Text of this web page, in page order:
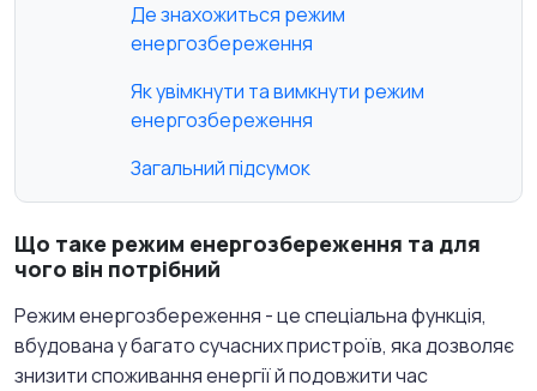
Де знахожиться режим
енергозбереження
Як увімкнути та вимкнути режим
енергозбереження
Загальний підсумок
Що таке режим енергозбереження та для
чого він потрібний
Режим енергозбереження - це спеціальна функція,
вбудована у багато сучасних пристроїв, яка дозволяє
знизити споживання енергії й подовжити час